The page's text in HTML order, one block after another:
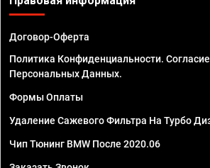
Договор-Оферта
Политика Конфиденциальности.
Персональных Данных.
Формы Оплаты
Удаление Сажевого Фильтра На Турбо
Чип Тюнинг BMW После 2020.06